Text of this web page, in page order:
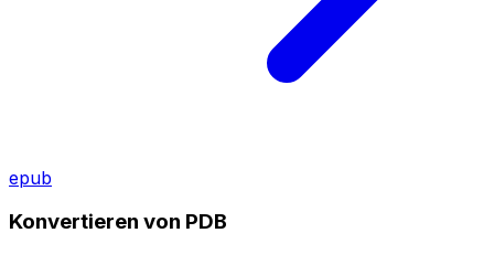
epub
Konvertieren von PDB